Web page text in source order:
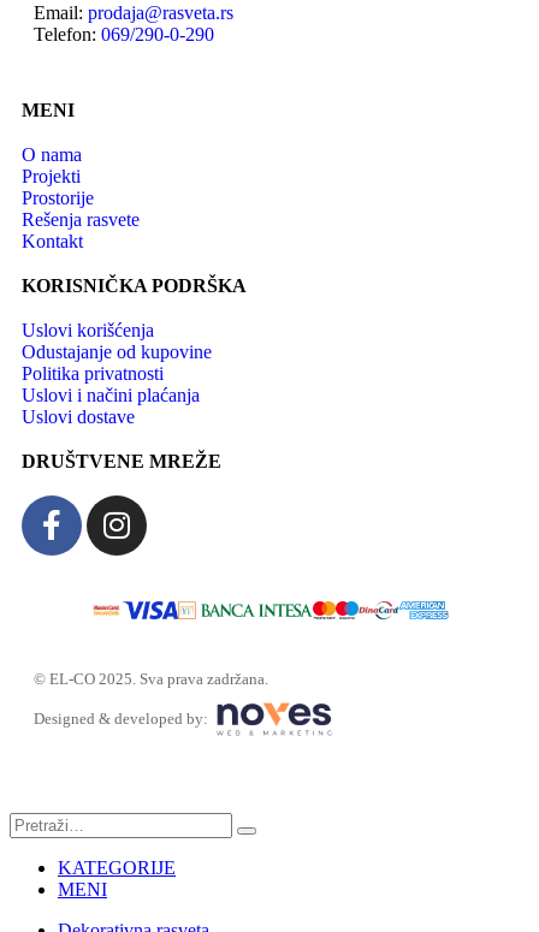
Email: prodaja@rasveta.rs
Telefon: 069/290-0-290
MENI
O nama
Projekti
Prostorije
Rešenja rasvete
Kontakt
KORISNIČKA PODRŠKA
Uslovi korišćenja
Odustajanje od kupovine
Politika privatnosti
Uslovi i načini plaćanja
Uslovi dostave
DRUŠTVENE MREŽE
© EL-CO 2025. Sva prava zadržana.
Designed & developed by:
KATEGORIJE
MENI